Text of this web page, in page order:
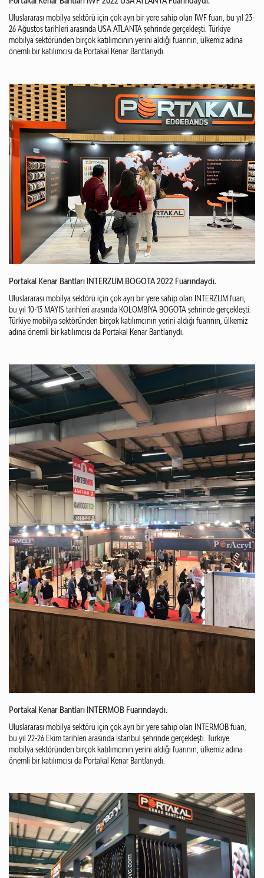
Uluslararası mobilya sektörü için çok ayrı bir yere sahip olan IWF fuarı, bu yıl 23-
26 Ağustos tarihleri arasında USA ATLANTA şehrinde gerçekleşti. Türkiye
mobilya sektöründen birçok katılımcının yerini aldığı fuarının, ülkemiz adına
önemli bir katılımcısı da Portakal Kenar Bantlarıydı.
Portakal Kenar Bantları INTERZUM BOGOTA 2022 Fuarındaydı.
Uluslararası mobilya sektörü için çok ayrı bir yere sahip olan INTERZUM fuarı,
bu yıl 10-13 MAYIS tarihleri arasında KOLOMBİYA BOGOTA şehrinde gerçekleşti.
Türkiye mobilya sektöründen birçok katılımcının yerini aldığı fuarının, ülkemiz
adına önemli bir katılımcısı da Portakal Kenar Bantlarıydı.
Portakal Kenar Bantları INTERMOB Fuarındaydı.
Uluslararası mobilya sektörü için çok ayrı bir yere sahip olan INTERMOB fuarı,
bu yıl 22-26 Ekim tarihleri arasında İstanbul şehrinde gerçekleşti. Türkiye
mobilya sektöründen birçok katılımcının yerini aldığı fuarının, ülkemiz adına
önemli bir katılımcısı da Portakal Kenar Bantlarıydı.